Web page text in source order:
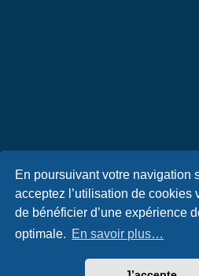
En poursuivant votre navigation
acceptez l’utilisation de cookies
de bénéficier d’une expérience
optimale. En savoir plus…